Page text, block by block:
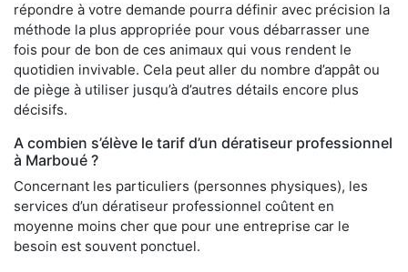
répondre à votre demande pourra définir avec précision la
méthode la plus appropriée pour vous débarrasser une
fois pour de bon de ces animaux qui vous rendent le
quotidien invivable. Cela peut aller du nombre d’appât ou
de piège à utiliser jusqu’à d’autres détails encore plus
décisifs.
A combien s’élève le tarif d’un dératiseur professionnel
à Marboué ?
Concernant les particuliers (personnes physiques), les
services d’un dératiseur professionnel coûtent en
moyenne moins cher que pour une entreprise car le
besoin est souvent ponctuel.